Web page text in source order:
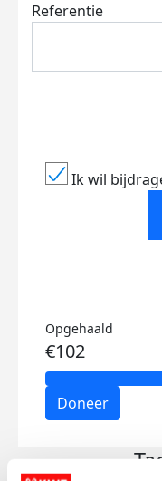
Referentie
Ik wil
Opgehaald
€102
Doneer